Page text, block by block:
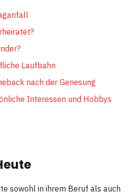
Laufbahn
nach der Genesung
Interessen und Hobbys
sowohl in ihrem Beruf als auch